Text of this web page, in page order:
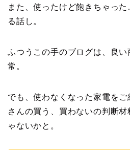
また、使ったけど飽きちゃっ
る話し。
ふつうこの手のブログは、良
常。
でも、使わなくなった家電を
さんの買う、買わないの判断
ゃないかと。